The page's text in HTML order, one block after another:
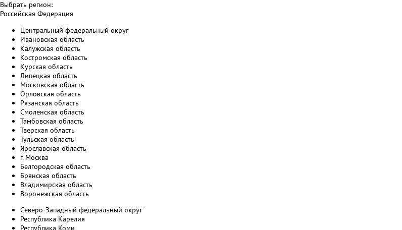
Выбрать регион:
Российская Федерация
Центральный федеральный округ
Ивановская область
Калужская область
Костромская область
Курская область
Липецкая область
Московская область
Орловская область
Рязанская область
Смоленская область
Тамбовская область
Тверская область
Тульская область
Ярославская область
г. Москва
Белгородская область
Брянская область
Владимирская область
Воронежская область
Северо-Западный федеральный округ
Республика Карелия
Республика Коми